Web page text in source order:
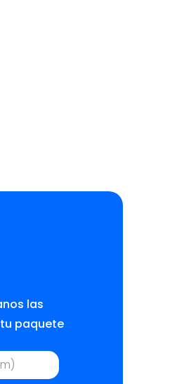
las
paquete